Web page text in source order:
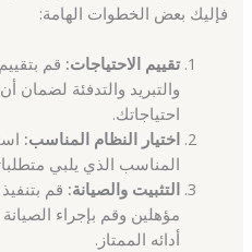
فإليك بعض الخطوات الهامة:
تقييم الاحتياجات: قم
والتبريد والتدفئة لضمان
احتياجاتك.
اختيار النظام المناسب:
المناسب الذي يلبي
التثبيت والصيانة: قم
مؤهلين وقم بإجراء
أدائه الممتاز.